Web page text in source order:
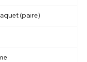
(paire)